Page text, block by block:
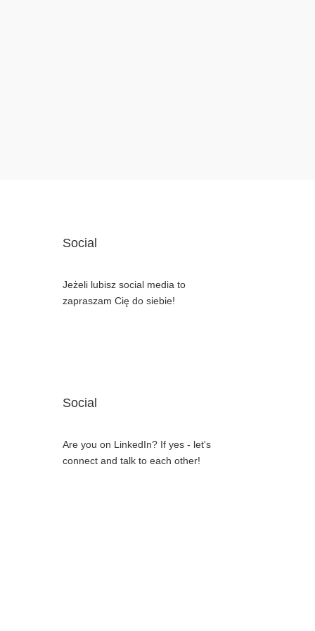
Social
Jeżeli lubisz social media to
zapraszam Cię do siebie!
Social
Are you on LinkedIn? If yes - let's
connect and talk to each other!